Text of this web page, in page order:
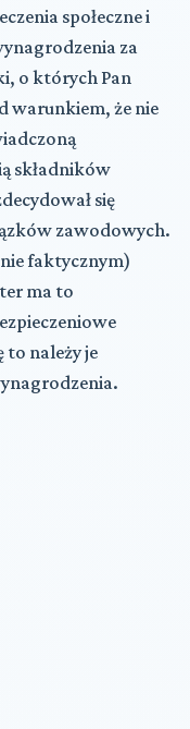
społeczne i
za
o których Pan
warunkiem, że nie
składników
się
zawodowych.
faktycznym)
ma to
to należy je